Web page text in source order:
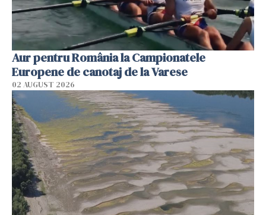
Aur pentru România la Campionatele
Europene de canotaj de la Varese
02 AUGUST 2026